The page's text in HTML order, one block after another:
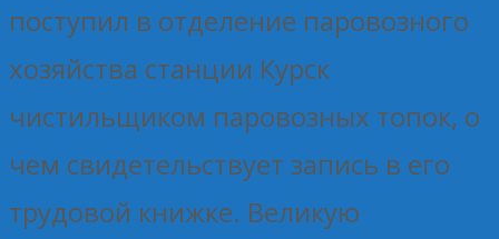
поступил в отделение паровозного
хозяйства станции Курск
чистильщиком паровозных топок, о
чем свидетельствует запись в его
трудовой книжке. Великую